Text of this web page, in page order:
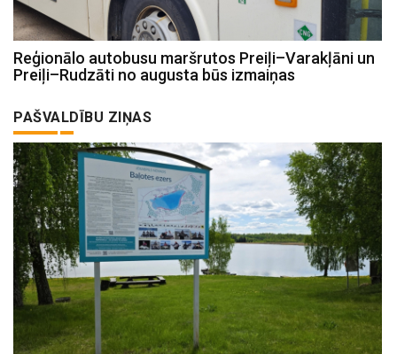
Reģionālo autobusu maršrutos Preiļi–Varakļāni un
Preiļi–Rudzāti no augusta būs izmaiņas
PAŠVALDĪBU ZIŅAS